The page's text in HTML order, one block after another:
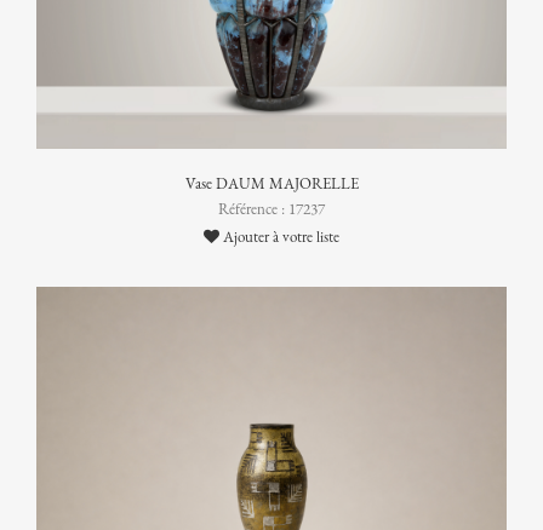
Vase DAUM MAJORELLE
Référence : 17237
Ajouter à votre liste